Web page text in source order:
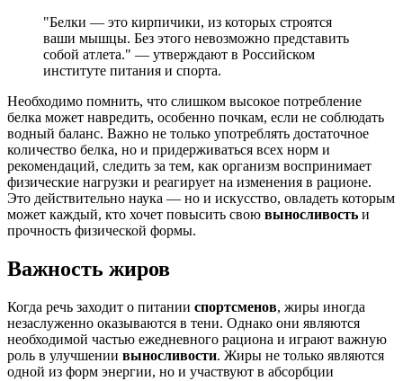
"Белки — это кирпичики, из которых строятся
ваши мышцы. Без этого невозможно представить
собой атлета." — утверждают в Российском
институте питания и спорта.
Необходимо помнить, что слишком высокое потребление
белка может навредить, особенно почкам, если не соблюдать
водный баланс. Важно не только употреблять достаточное
количество белка, но и придерживаться всех норм и
рекомендаций, следить за тем, как организм воспринимает
физические нагрузки и реагирует на изменения в рационе.
Это действительно наука — но и искусство, овладеть которым
может каждый, кто хочет повысить свою выносливость и
прочность физической формы.
Важность жиров
Когда речь заходит о питании спортсменов, жиры иногда
незаслуженно оказываются в тени. Однако они являются
необходимой частью ежедневного рациона и играют важную
роль в улучшении выносливости. Жиры не только являются
одной из форм энергии, но и участвуют в абсорбции